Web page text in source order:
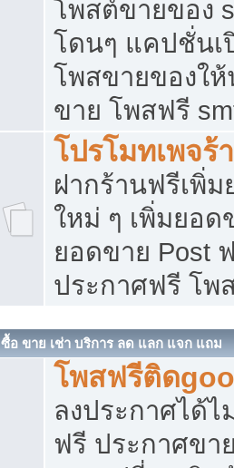
โพสต์ขายของ
โดนๆ แคปชั่นเ
โพสขายของใ
ขาย โพสฟรี
โปรโมทเพจร้
ฝากร้านฟรีเพิ่
ใหม่ ๆ เพิ่มยอด
ยอดขาย Post
ประกาศฟรี โพ
ซื้อ ขาย เช่า บริการ ลด แลก แจก แถม
โพสฟรีติด
ลงประกาศได้
ฟรี ประกาศข